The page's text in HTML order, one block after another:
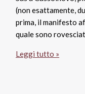
(non esattamente,
prima, il manifesto
quale sono
Penny
Leggi tutto »